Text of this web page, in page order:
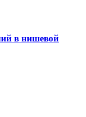
в нишевой